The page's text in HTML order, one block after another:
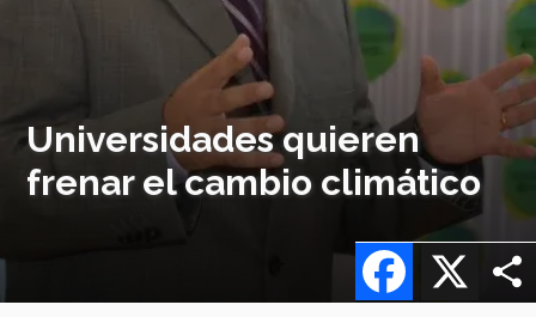
Universidades quieren
frenar el cambio climático
X
Facebook